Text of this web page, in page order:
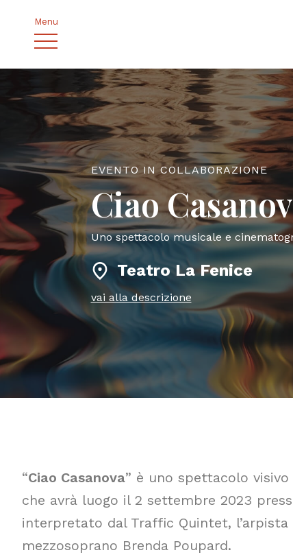
Menu
EVENTO IN COLLABORAZIONE
Ciao
Uno spettacolo musicale e
Teatro La Fenice
vai alla descrizione
“Ciao Casanova” è uno spettacolo
che avrà luogo il 2 settembre 2023
interpretato dal Traffic Quintet, l’arpista
mezzosoprano Brenda Poupard.